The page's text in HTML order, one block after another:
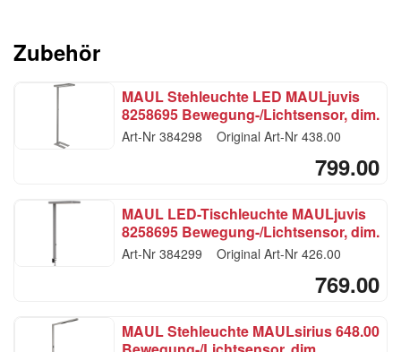
Zubehör
MAUL Stehleuchte LED MAULjuvis
8258695 Bewegung-/Lichtsensor, dim.
Art-Nr 384298 Original Art-Nr 438.00
799.00
MAUL LED-Tischleuchte MAULjuvis
8258695 Bewegung-/Lichtsensor, dim.
Art-Nr 384299 Original Art-Nr 426.00
769.00
MAUL Stehleuchte MAULsirius 648.00